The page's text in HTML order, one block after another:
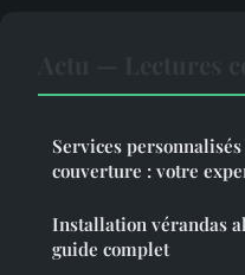
Services
couverture : votre
Installation vérandas
guide complet